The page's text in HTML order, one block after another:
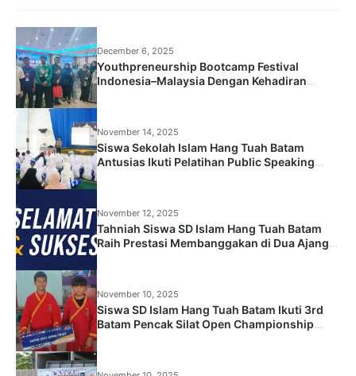
December 6, 2025
Youthpreneurship Bootcamp Festival
Indonesia–Malaysia Dengan Kehadiran
November 14, 2025
Siswa Sekolah Islam Hang Tuah Batam
Antusias Ikuti Pelatihan Public Speaking
November 12, 2025
Tahniah Siswa SD Islam Hang Tuah Batam
Raih Prestasi Membanggakan di Dua Ajang
November 10, 2025
Siswa SD Islam Hang Tuah Batam Ikuti 3rd
Batam Pencak Silat Open Championship